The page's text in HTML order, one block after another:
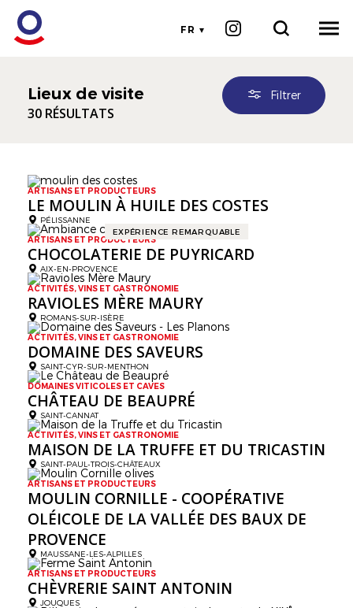
FR
Lieux de visite Filtrer
30 RÉSULTATS
ARTISANS ET PRODUCTEURS
LE MOULIN À HUILE DES COSTES
PÉLISSANNE
EXPÉRIENCE REMARQUABLE
ARTISANS ET PRODUCTEURS
CHOCOLATERIE DE PUYRICARD
AIX-EN-PROVENCE
ACTIVITÉS, VINS ET GASTRONOMIE
RAVIOLES MÈRE MAURY
ROMANS-SUR-ISÈRE
ACTIVITÉS, VINS ET GASTRONOMIE
DOMAINE DES SAVEURS
SAINT-CYR-SUR-MENTHON
DOMAINES VITICOLES ET CAVES
CHÂTEAU DE BEAUPRÉ
SAINT-CANNAT
ACTIVITÉS, VINS ET GASTRONOMIE
MAISON DE LA TRUFFE ET DU TRICASTIN
SAINT-PAUL-TROIS-CHÂTEAUX
ARTISANS ET PRODUCTEURS
MOULIN CORNILLE - COOPÉRATIVE
OLÉICOLE DE LA VALLÉE DES BAUX DE
PROVENCE
MAUSSANE-LES-ALPILLES
ARTISANS ET PRODUCTEURS
CHÈVRERIE SAINT ANTONIN
JOUQUES